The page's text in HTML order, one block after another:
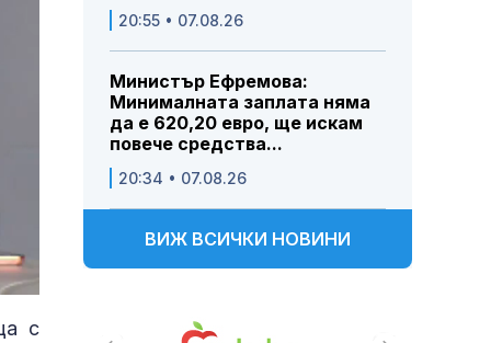
с
20:55 • 07.08.26
Министър Ефремова:
Минималната заплата няма
да е 620,20 евро, ще искам
повече средства...
20:34 • 07.08.26
ВИЖ ВСИЧКИ НОВИНИ